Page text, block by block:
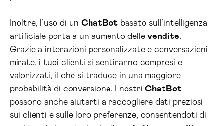
Inoltre, l’uso di un ChatBot basato sull’intelligenza
artificiale porta a un aumento delle vendite.
Grazie a interazioni personalizzate e conversazioni
mirate, i tuoi clienti si sentiranno compresi e
valorizzati, il che si traduce in una maggiore
probabilità di conversione. I nostri ChatBot
possono anche aiutarti a raccogliere dati preziosi
sui clienti e sulle loro preferenze, consentendoti di